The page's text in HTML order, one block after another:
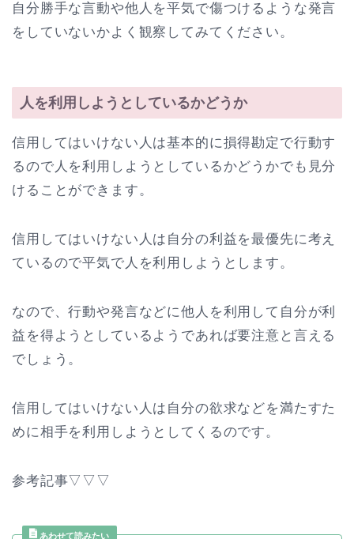
自分勝手な言動や他人を平気で傷つけるような発言
をしていないかよく観察してみてください。
人を利用しようとしているかどうか
信用してはいけない人は基本的に損得勘定で行動す
るので人を利用しようとしているかどうかでも見分
けることができます。
信用してはいけない人は自分の利益を最優先に考え
ているので平気で人を利用しようとします。
なので、行動や発言などに他人を利用して自分が利
益を得ようとしているようであれば要注意と言える
でしょう。
信用してはいけない人は自分の欲求などを満たすた
めに相手を利用しようとしてくるのです。
参考記事▽▽▽